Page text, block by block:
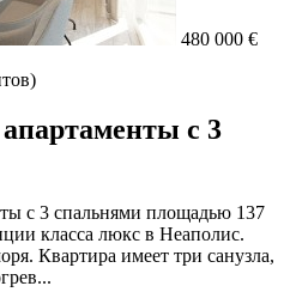
480 000 €
с 3
с 3 спальнями площадью 137
класса люкс в Неаполис.
Квартира имеет три санузла,